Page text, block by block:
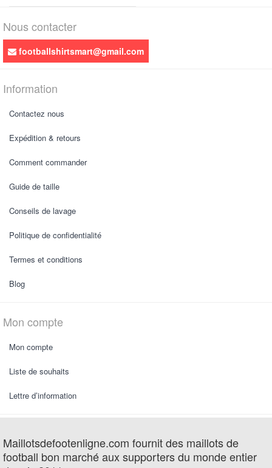
Nous contacter
footballshirtsmart@gmail.com
Information
Contactez nous
Expédition & retours
Comment commander
Guide de taille
Conseils de lavage
Politique de confidentialité
Termes et conditions
Blog
Mon compte
Mon compte
Liste de souhaits
Lettre d’information
Maillotsdefootenligne.com fournit des maillots de
football bon marché aux supporters du monde entier